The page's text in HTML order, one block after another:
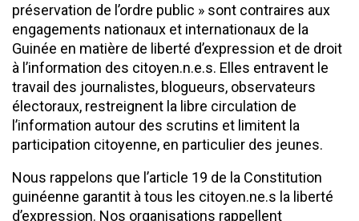
préservation de l’ordre public » sont contraires aux
engagements nationaux et internationaux de la
Guinée en matière de liberté d’expression et de droit
à l’information des citoyen.n.e.s. Elles entravent le
travail des journalistes, blogueurs, observateurs
électoraux, restreignent la libre circulation de
l’information autour des scrutins et limitent la
participation citoyenne, en particulier des jeunes.
Nous rappelons que l’article 19 de la Constitution
guinéenne garantit à tous les citoyen.ne.s la liberté
d’expression. Nos organisations rappellent